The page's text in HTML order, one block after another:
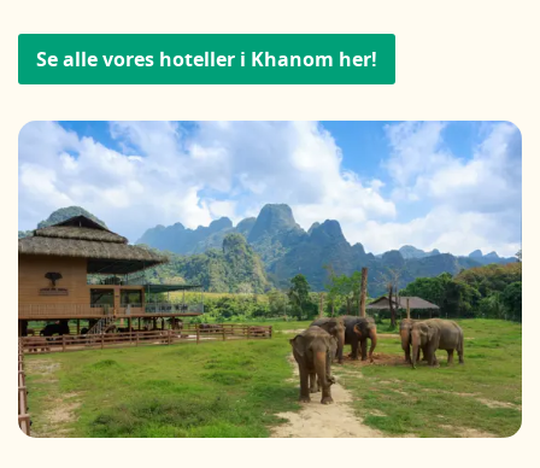
Se alle vores hoteller i Khanom her!